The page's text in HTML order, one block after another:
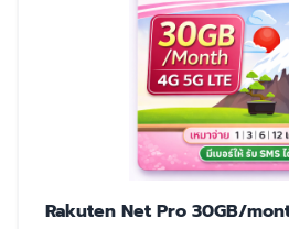
Rakuten Net Pro 30GB/